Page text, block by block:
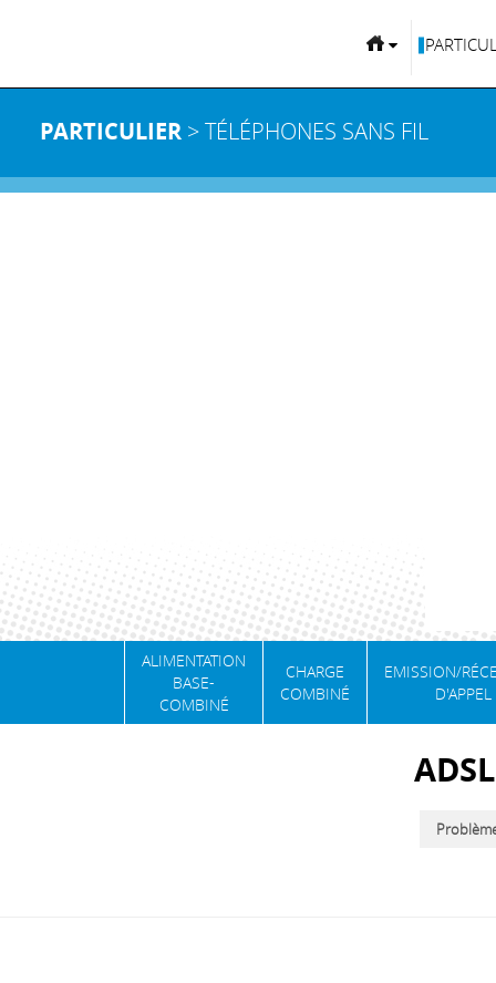
PARTICULIER > TÉLÉPHONES SANS FIL
ALIMENTATION
BASE-
COMBINÉ
CHARGE
COMBINÉ
EMISSION/
D'APPEL
ADSL